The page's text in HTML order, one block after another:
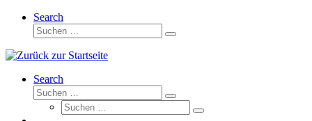
Search
Suche
Suchen …
Search
Suche
Suchen …
Suche
Suchen …